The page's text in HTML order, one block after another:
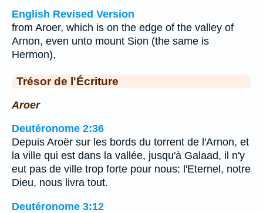
English Revised Version
from Aroer, which is on the edge of the valley of
Arnon, even unto mount Sion (the same is
Hermon),
Trésor de l'Écriture
Aroer
Deutéronome 2:36
Depuis Aroër sur les bords du torrent de l'Arnon, et
la ville qui est dans la vallée, jusqu'à Galaad, il n'y
eut pas de ville trop forte pour nous: l'Eternel, notre
Dieu, nous livra tout.
Deutéronome 3:12